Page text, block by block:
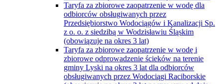
Taryfa za zbiorowe zaopatrzenie w wodę dla
odbiorców obsługiwanych przez
Przedsiębiorstwo Wodociągów i Kanalizacji Sp.
z o. o. z siedzibą w Wodzisławiu Śląskim
(obowiązuje na okres 3 lat)
Taryfa za zbiorowe zaopatrzenie w wodę i
zbiorowe odprowadzenie ścieków na terenie
gminy Lyski na okres 3 lat dla odbiorców
obsługiwanych przez Wodociągi Raciborskie